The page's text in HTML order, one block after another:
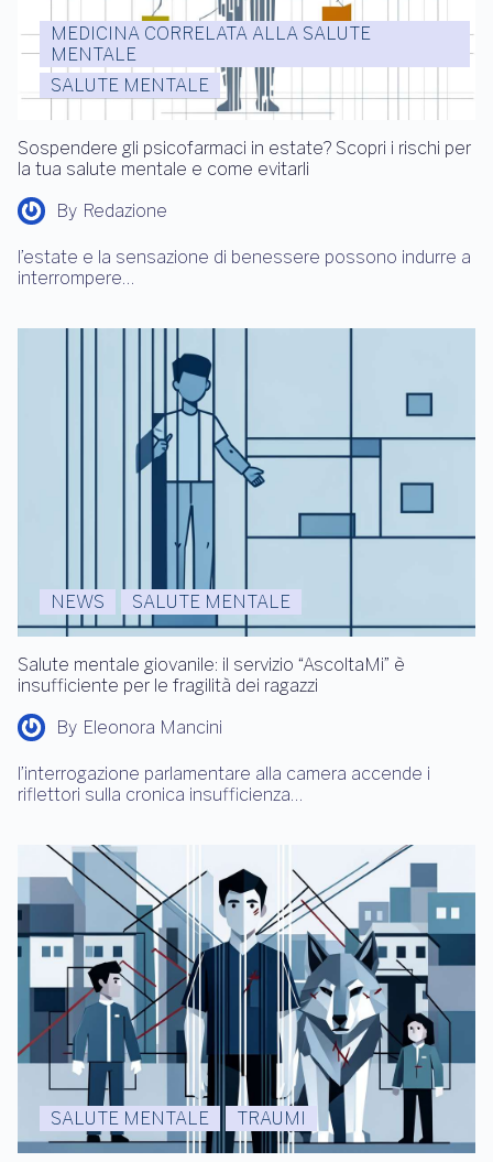
MEDICINA CORRELATA ALLA SALUTE
MENTALE
SALUTE MENTALE
Sospendere gli psicofarmaci in estate? Scopri i rischi per
la tua salute mentale e come evitarli
By Redazione
l’estate e la sensazione di benessere possono indurre a
interrompere…
NEWS SALUTE MENTALE
Salute mentale giovanile: il servizio “AscoltaMi” è
insufficiente per le fragilità dei ragazzi
By Eleonora Mancini
l’interrogazione parlamentare alla camera accende i
riflettori sulla cronica insufficienza…
SALUTE MENTALE TRAUMI